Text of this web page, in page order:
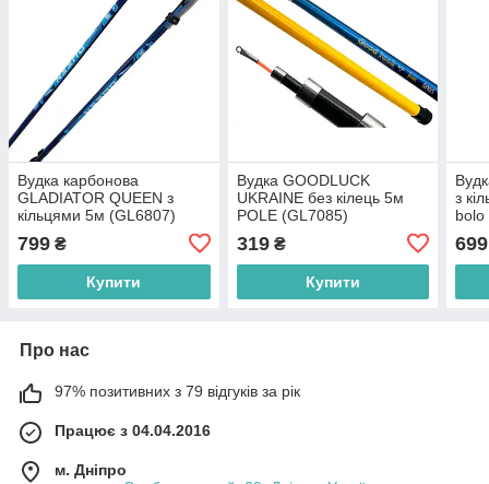
Вудка карбонова
GLADIATOR QUEEN з
кільцями 5м (GL6807)
799 ₴
Купити
Вудка GOODLUCK
UKRAINE без кілець 5м
POLE (GL7085)
319₴
Купити
з
bolo
699
Про нас
97% позитивних з 79 відгуків за рік
Працює з 04.04.2016
м. Дніпро